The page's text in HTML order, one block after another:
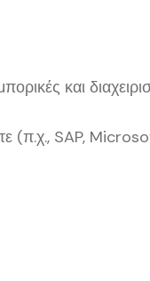
και
(π.χ., SAP,